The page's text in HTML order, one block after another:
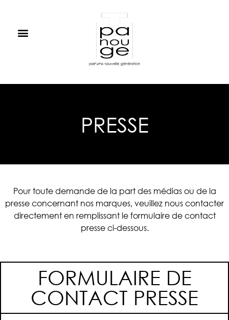
PRESSE
Pour toute demande de la part des médias ou de la
presse concernant nos marques, veuillez nous contacter
directement en remplissant le formulaire de contact
presse ci-dessous.
FORMULAIRE DE
CONTACT PRESSE